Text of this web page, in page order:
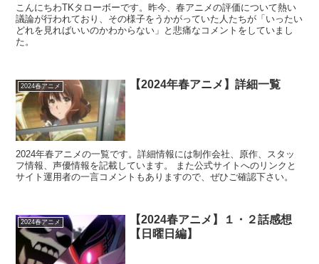
こんにちわTKタローボーです。昨今、春アニメの評価について熱い
議論が行われており、その様子をうかがっていた人たちが「いったい
どれを見ればいいのかわからない」と悲痛なコメントをしていまし
た。
2024春アニメ 【2024年春アニメ】詳細一覧
2024年春アニメの一覧です。詳細情報には制作会社、原作、スタッ
フ情報、声優情報を記載しています。 また公式サイトへのリンクと
サイト運用者の一言コメントもありますので、ぜひご確認下さい。
2024春アニメ
【2024春アニメ】１・２話感想
【日曜日編】